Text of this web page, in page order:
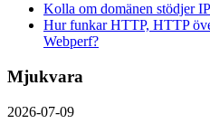
Kolla om domänen stödjer
Hur funkar HTTP, HTTP
Webperf?
Mjukvara
2026-07-09